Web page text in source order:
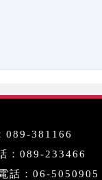
089-381166
：089-233466
話：06-5050905